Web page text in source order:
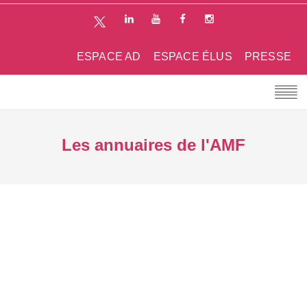
PRESSE
ESPACE ÉLUS
ESPACE AD
Les annuaires de l'AMF